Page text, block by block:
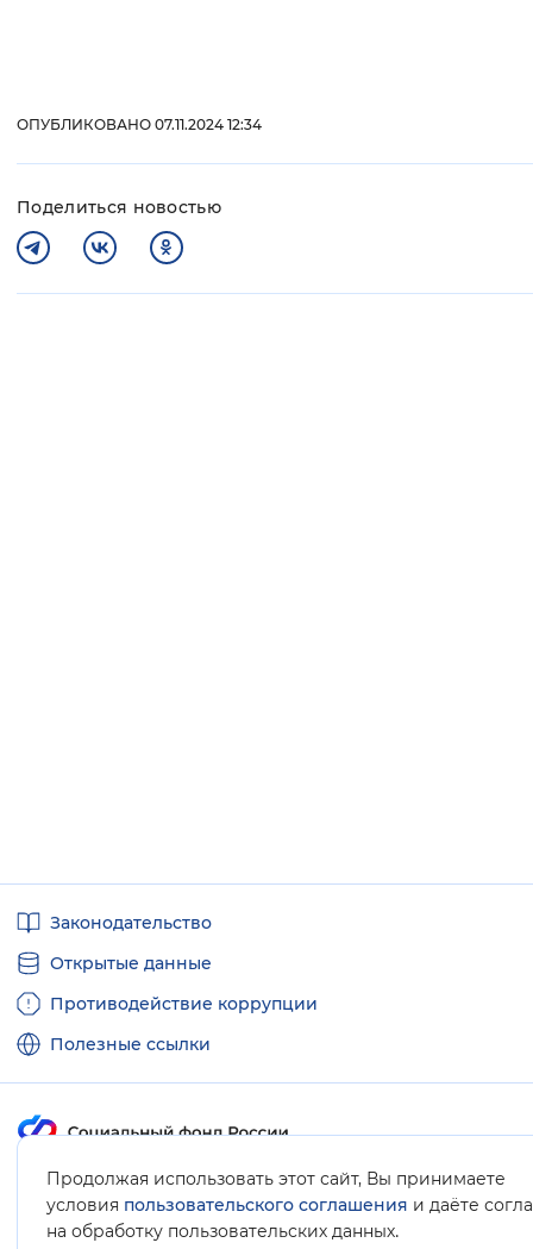
ОПУБЛИКОВАНО 07.11.2024 12:34
Поделиться новостью
Продолжая использовать этот сайт, Вы принимаете
условия пользовательского соглашения и даёте
на обработку пользовательских данных.
ссылкиЗаконодательство
Открытые данные
Противодействие коррупции
Полезные ссылки
Карта сайта